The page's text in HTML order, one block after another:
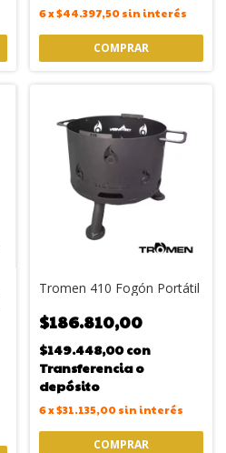
6x$44.397,50 sin interés
Tromen 410 Fogón Portátil
$186.810,00
$149.448,00con
Transferencia o
depósito
6x$31.135,00 sin interés